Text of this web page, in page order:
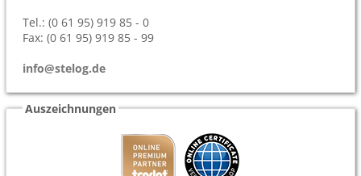
Tel.: (0 61 95) 919 85 - 0
Fax: (0 61 95) 919 85 - 99
info@stelog.de
Auszeichnungen